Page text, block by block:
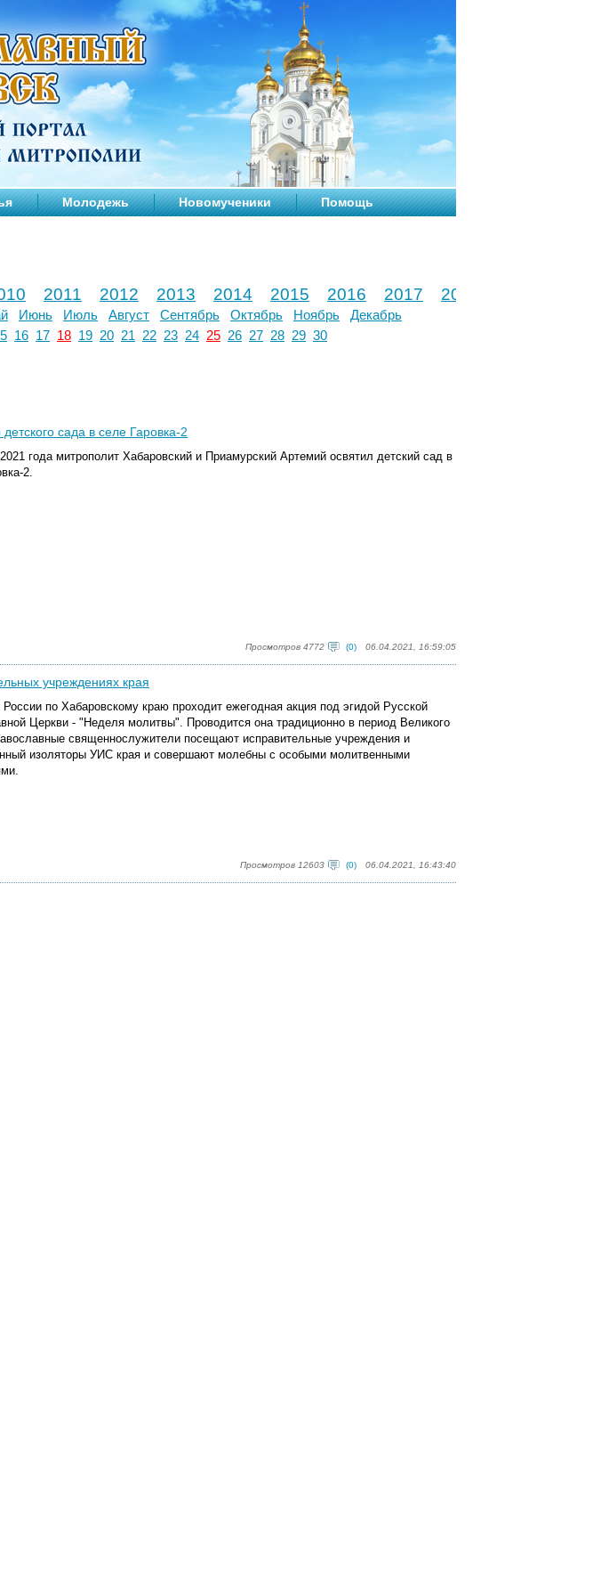
Молодежь Новомученики Помощь
2011 2012 2013 2014 2015 2016 2017 2018
Июнь Июль Август Сентябрь Октябрь Ноябрь
Декабрь
16 17 18 19 20 21 22 23 24 25 26 27 28 29 30
сада в селе Гаровка-2
года митрополит Хабаровский и Приамурский Артемий освятил детский сад в
2.
Просмотров 4772 (0) 06.04.2021, 16:59:05
учреждениях края
по Хабаровскому краю проходит ежегодная акция под эгидой Русской
Церкви - "Неделя молитвы". Проводится она традиционно в период Великого
священнослужители посещают исправительные учреждения и
изоляторы УИС края и совершают молебны с особыми молитвенными
Просмотров 12603 (0) 06.04.2021, 16:43:40